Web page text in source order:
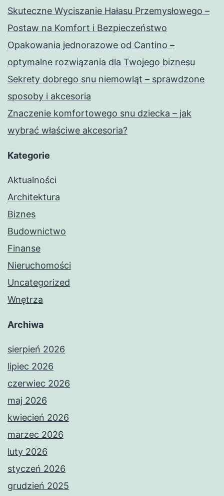
Skuteczne Wyciszanie Hałasu Przemysłowego –
Postaw na Komfort i Bezpieczeństwo
Opakowania jednorazowe od Cantino –
optymalne rozwiązania dla Twojego biznesu
Sekrety dobrego snu niemowląt – sprawdzone
sposoby i akcesoria
Znaczenie komfortowego snu dziecka – jak
wybrać właściwe akcesoria?
Kategorie
Aktualności
Architektura
Biznes
Budownictwo
Finanse
Nieruchomości
Uncategorized
Wnętrza
Archiwa
sierpień 2026
lipiec 2026
czerwiec 2026
maj 2026
kwiecień 2026
marzec 2026
luty 2026
styczeń 2026
grudzień 2025